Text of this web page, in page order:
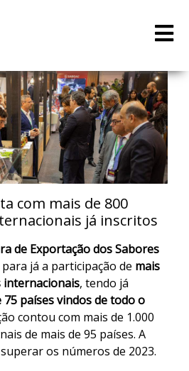
com mais de 800
já inscritos
de Exportação dos Sabores
já a participação de mais
internacionais, tendo já
75 países vindos de todo o
contou com mais de 1.000
de mais de 95 países. A
os números de 2023.